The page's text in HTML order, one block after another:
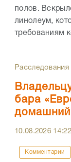
полов.
линолеум,
требованиям
Расследования
бара
домашний
10.08.2026 14:22
Комментарии